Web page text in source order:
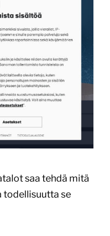
saa tehdä mitä
todellisuutta se